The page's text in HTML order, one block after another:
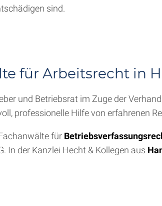
sind.
für Arbeitsrecht in
und Betriebsrat im Zuge der
professionelle Hilfe von erfahrenen
für
In der Kanzlei Hecht & Kollegen aus